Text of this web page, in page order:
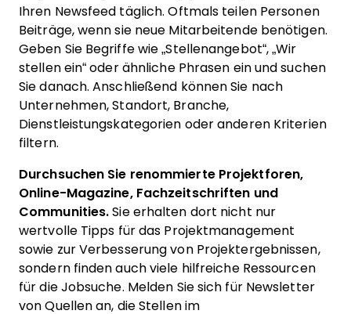
Ihren Newsfeed täglich. Oftmals teilen Personen
Beiträge, wenn sie neue Mitarbeitende benötigen.
Geben Sie Begriffe wie „Stellenangebot“, „Wir
stellen ein“ oder ähnliche Phrasen ein und suchen
Sie danach. Anschließend können Sie nach
Unternehmen, Standort, Branche,
Dienstleistungskategorien oder anderen Kriterien
filtern.
Durchsuchen Sie renommierte Projektforen,
Online-Magazine, Fachzeitschriften und
Communities. Sie erhalten dort nicht nur
wertvolle Tipps für das Projektmanagement
sowie zur Verbesserung von Projektergebnissen,
sondern finden auch viele hilfreiche Ressourcen
für die Jobsuche. Melden Sie sich für Newsletter
von Quellen an, die Stellen im